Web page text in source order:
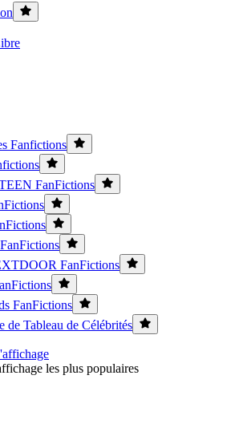
Fanfictions
FanFictions
FanFictions
FanFictions
de Tableau de Célébrités
les plus populaires